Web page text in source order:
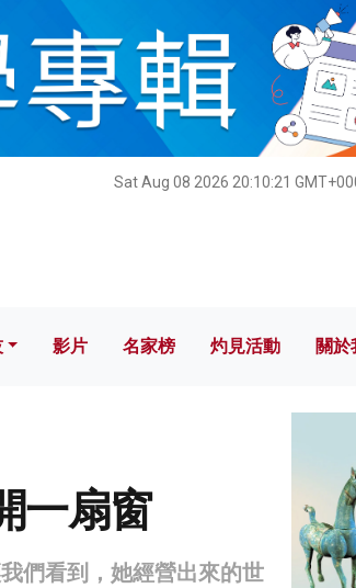
Sat Aug 08 2026 20:10:23
影片 名家榜 灼見活動
影片 名家榜 灼見活動 關於
一扇窗
們看到，她經營出來的世